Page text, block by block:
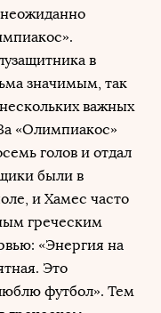
в
значимым, так
важных
«Олимпиакос»
голов и отдал
были в
и Хамес часто
греческим
«Энергия на
Это
футбол». Тем